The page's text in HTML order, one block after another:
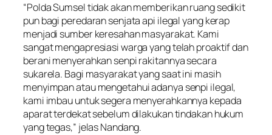
“Polda Sumsel tidak akan memberikan ruang sedikit
pun bagi peredaran senjata api ilegal yang kerap
menjadi sumber keresahan masyarakat. Kami
sangat mengapresiasi warga yang telah proaktif dan
berani menyerahkan senpi rakitannya secara
sukarela. Bagi masyarakat yang saat ini masih
menyimpan atau mengetahui adanya senpi ilegal,
kami imbau untuk segera menyerahkannya kepada
aparat terdekat sebelum dilakukan tindakan hukum
yang tegas,” jelas Nandang.